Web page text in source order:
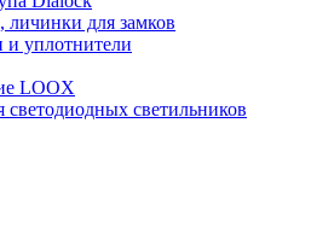
для замков
и уплотнители
LOOX
светодиодных светильников